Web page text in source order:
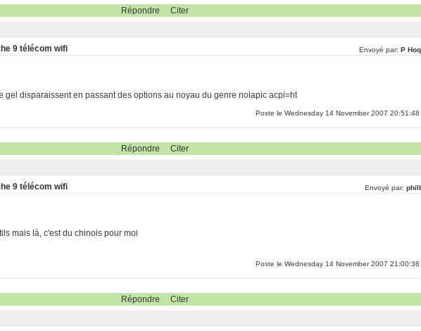
Répondre Citer
9 télécom wifi Envoyé par: P
gel disparaissent en passant des options au noyau du genre nolapic acpi=ht
Poste le Wednesday 14 November 2007 20:51:48
Répondre Citer
9 télécom wifi Envoyé par:
mais là, c'est du chinois pour moi
Poste le Wednesday 14 November 2007 21:00:36
Répondre Citer